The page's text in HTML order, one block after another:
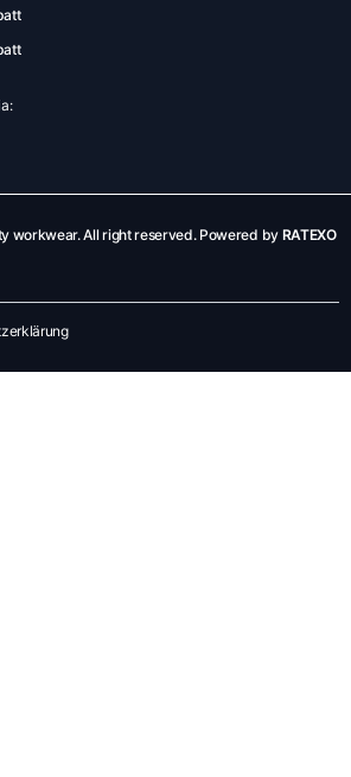
workwear. All right reserved. Powered by RATEXO